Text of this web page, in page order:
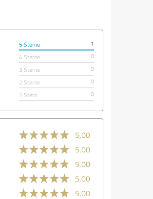
5 Sterne
1
4 Sterne
0
3 Sterne
0
2 Sterne
0
1 Stern
0
5,00
5,00
5,00
5,00
5,00